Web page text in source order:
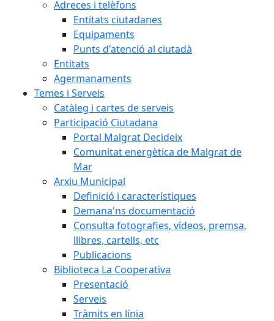
Adreces i telèfons
Entitats ciutadanes
Equipaments
Punts d'atenció al ciutadà
Entitats
Agermanaments
Temes i Serveis
Catàleg i cartes de serveis
Participació Ciutadana
Portal Malgrat Decideix
Comunitat energètica de Malgrat de
Mar
Arxiu Municipal
Definició i característiques
Demana'ns documentació
Consulta fotografies, vídeos, premsa,
llibres, cartells, etc
Publicacions
Biblioteca La Cooperativa
Presentació
Serveis
Tràmits en línia